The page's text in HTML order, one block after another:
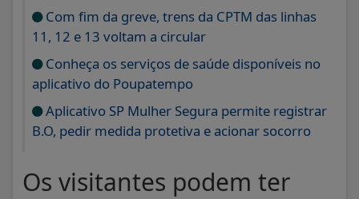
Com fim da greve, trens da CPTM das linhas
11, 12 e 13 voltam a circular
Conheça os serviços de saúde disponíveis no
aplicativo do Poupatempo
Aplicativo SP Mulher Segura permite registrar
B.O, pedir medida protetiva e acionar socorro
Os visitantes podem ter